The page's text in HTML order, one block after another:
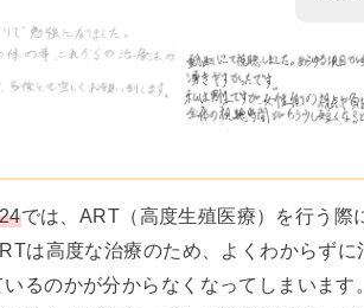
では、ART（高度生殖医療）を行う際
は高度な治療のため、よくわからず
るのかが分からなくなってしまいます